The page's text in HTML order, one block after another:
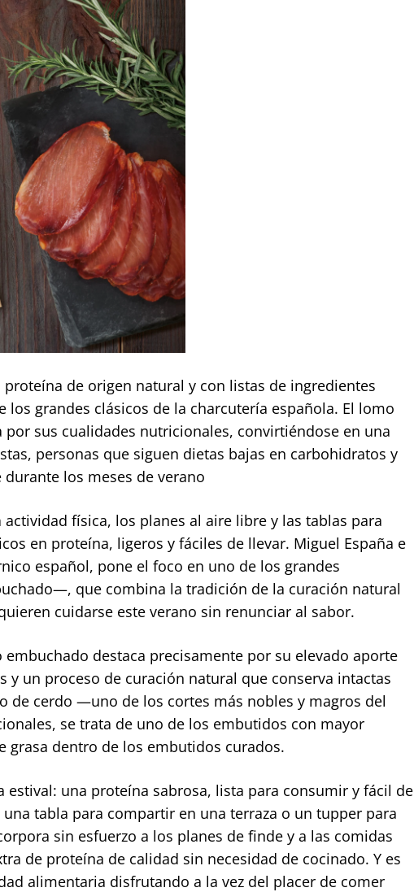
de origen natural y con listas de ingredientes
grandes clásicos de la charcutería española. El lomo
sus cualidades nutricionales, convirtiéndose en una
personas que siguen dietas bajas en carbohidratos y
los meses de verano
física, los planes al aire libre y las tablas para
en proteína, ligeros y fáciles de llevar. Miguel España e
español, pone el foco en uno de los grandes
que combina la tradición de la curación natural
cuidarse este verano sin renunciar al sabor.
destaca precisamente por su elevado aporte
un proceso de curación natural que conserva intactas
de cerdo —uno de los cortes más nobles y magros del
se trata de uno de los embutidos con mayor
dentro de los embutidos curados.
estival: una proteína sabrosa, lista para consumir y fácil de
tabla para compartir en una terraza o un tupper para
sin esfuerzo a los planes de finde y a las comidas
de proteína de calidad sin necesidad de cocinado. Y es
alimentaria disfrutando a la vez del placer de comer